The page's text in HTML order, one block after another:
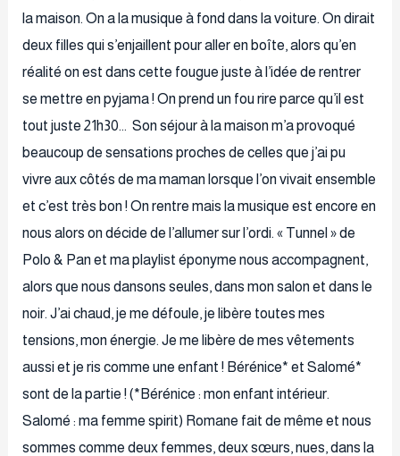
la maison. On a la musique à fond dans la voiture. On dirait
deux filles qui s’enjaillent pour aller en boîte, alors qu’en
réalité on est dans cette fougue juste à l’idée de rentrer
se mettre en pyjama ! On prend un fou rire parce qu’il est
tout juste 21h30… Son séjour à la maison m’a provoqué
beaucoup de sensations proches de celles que j’ai pu
vivre aux côtés de ma maman lorsque l’on vivait ensemble
et c’est très bon ! On rentre mais la musique est encore en
nous alors on décide de l’allumer sur l’ordi. « Tunnel » de
Polo & Pan et ma playlist éponyme nous accompagnent,
alors que nous dansons seules, dans mon salon et dans le
noir. J’ai chaud, je me défoule, je libère toutes mes
tensions, mon énergie. Je me libère de mes vêtements
aussi et je ris comme une enfant ! Bérénice* et Salomé*
sont de la partie ! (*Bérénice : mon enfant intérieur.
Salomé : ma femme spirit) Romane fait de même et nous
sommes comme deux femmes, deux sœurs, nues, dans la